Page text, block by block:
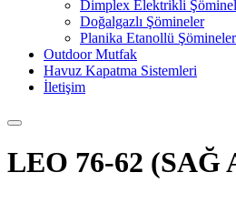
Dimplex Elektrikli
Doğalgazlı Şömineler
Planika Etanollü Şömineler
Outdoor Mutfak
Havuz Kapatma Sistemleri
İletişim
LEO 76-62 (SAĞ